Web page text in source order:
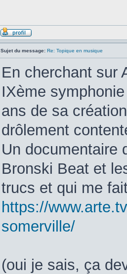
Sujet du message: Re: Topique en musique
En cherchant sur
IXème
ans de sa
drôlement
Un documentaire
Bronski Beat et
trucs et qui me
https://
somerville/
(oui je sais, ça